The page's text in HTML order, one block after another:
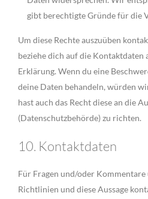
gibt berechtigte Gründe für die
Um diese Rechte auszuüben
beziehe dich auf die Kontaktdaten
Erklärung. Wenn du eine
deine Daten behandeln, würden
hast auch das Recht diese an die
(Datenschutzbehörde) zu richten.
10. Kontaktdaten
Für Fragen und/oder
Richtlinien und diese Aussage